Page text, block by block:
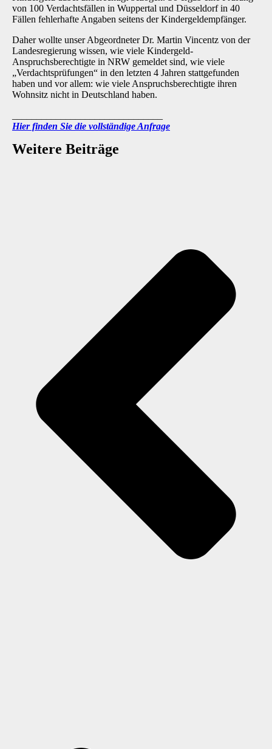
von 100 Verdachtsfällen in Wuppertal und Düsseldorf in 40
Fällen fehlerhafte Angaben seitens der Kindergeldempfänger.
Daher wollte unser Abgeordneter Dr. Martin Vincentz von der
Landesregierung wissen, wie viele Kindergeld-
Anspruchsberechtigte in NRW gemeldet sind, wie viele
„Verdachtsprüfungen“ in den letzten 4 Jahren stattgefunden
haben und vor allem: wie viele Anspruchsberechtigte ihren
Wohnsitz nicht in Deutschland haben.
Hier finden Sie die vollständige Anfrage
Weitere Beiträge